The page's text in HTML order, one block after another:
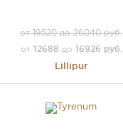
от 19520 до 26040 руб.
от 12688 до 16926 руб.
Lillipur